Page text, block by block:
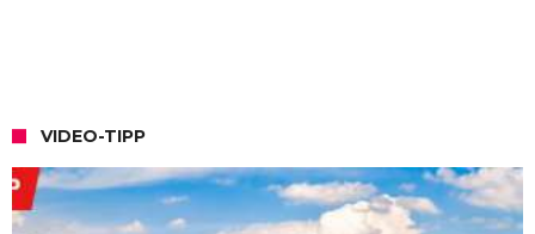
VIDEO-TIPP